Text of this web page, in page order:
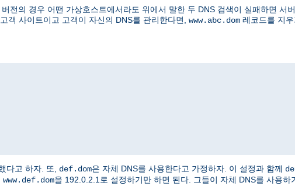
전의 경우 어떤 가상호스트에서라도 위에서 말한 두 DNS 검색이 실패하면 서
객 사이트이고 고객이 자신의 DNS를 관리한다면, www.abc.dom 레코드를 지
다고 하자. 또, def.dom은 자체 DNS를 사용한다고 가정하자. 이 설정과 함께
www.def.dom을 192.0.2.1로 설정하기만 하면 된다. 그들이 자체 DNS를 사용하